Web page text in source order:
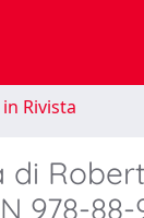
Rivista
978-88-